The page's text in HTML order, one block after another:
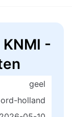
-
geel
holland